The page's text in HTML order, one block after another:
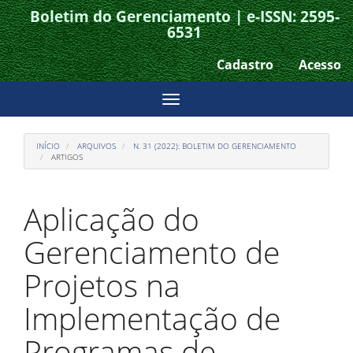
Acesso
rápido
para
conteúdo
da
página
Conteúdo
principal
Barra
Lateral
Boletim do Gerenciamento | e-ISSN: 2595-
6531
Cadastro Acesso
Toggle
navigation
INÍCIO ARQUIVOS
N. 31 (2022): BOLETIM DO GERENCIAMENTO
ARTIGOS
Aplicação do
Gerenciamento de
Projetos na
Implementação de